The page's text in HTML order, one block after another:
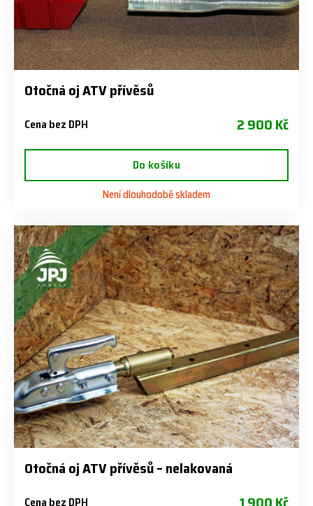
Otočná oj ATV přívěsů
Cena bez DPH 2 900 Kč
Do košíku
Není dlouhodobě skladem
Otočná oj ATV přívěsů – nelakovaná
Cena bez DPH